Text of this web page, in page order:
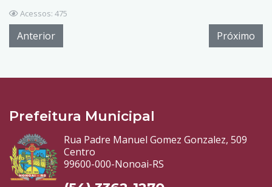
Acessos: 475
Anterior Próximo
Prefeitura Municipal
Rua Padre Manuel Gomez Gonzalez, 509
Centro
99600-000-Nonoai-RS